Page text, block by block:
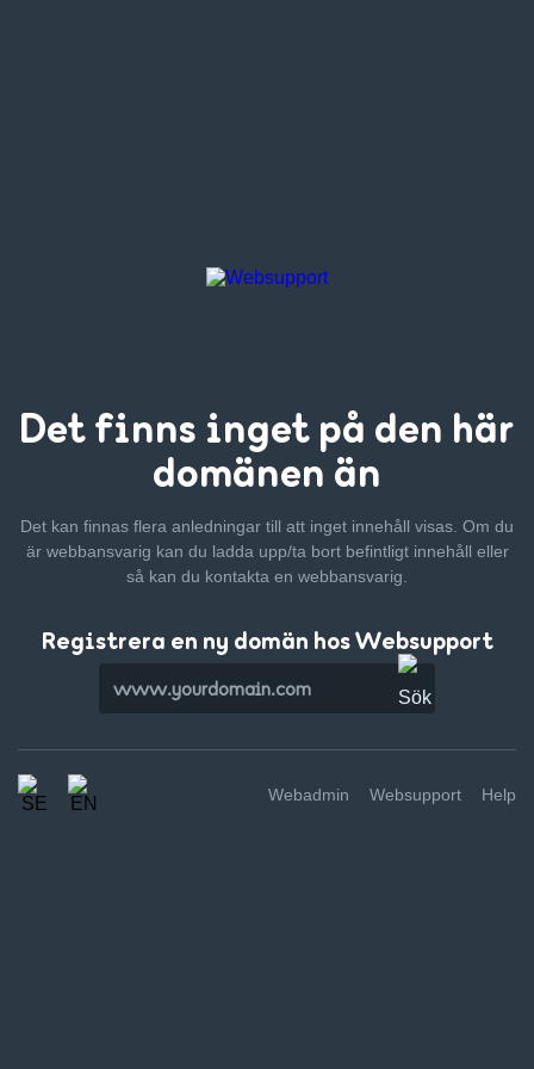
Det finns inget på den här
domänen än
Det kan finnas flera anledningar till att inget innehåll visas. Om du
är webbansvarig kan du ladda upp/ta bort befintligt innehåll eller
så kan du kontakta en webbansvarig.
Registrera en ny domän hos Websupport
Webadmin Websupport Help